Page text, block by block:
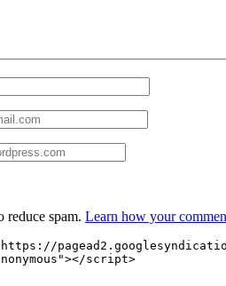
reduce spam. Learn how your
script>